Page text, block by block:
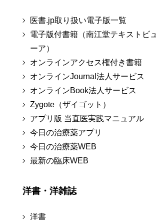
医書.jp取り扱い電子版一覧
電子版付書籍（南江堂テキストビュ
ーア）
オンラインアクセス権付き書籍
オンラインJournal法人サービス
オンラインBook法人サービス
Zygote（ザイゴット）
アプリ版 当直医実践マニュアル
今日の治療薬アプリ
今日の治療薬WEB
最新の臨床WEB
洋書・洋雑誌
洋書